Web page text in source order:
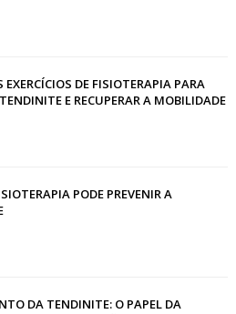
EXERCÍCIOS DE FISIOTERAPIA PARA
E RECUPERAR A MOBILIDADE
PODE PREVENIR A
DA TENDINITE: O PAPEL DA